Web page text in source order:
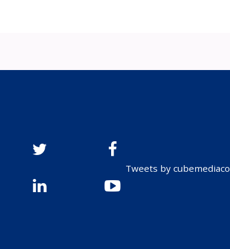
Tweets by cubemediaco